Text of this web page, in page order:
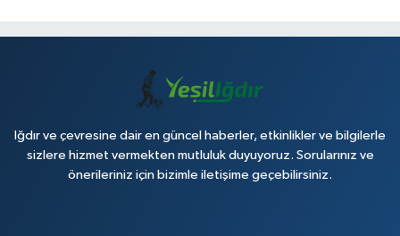
Iğdır ve çevresine dair en güncel haberler, etkinlikler ve bilgilerle
sizlere hizmet vermekten mutluluk duyuyoruz. Sorularınız ve
önerileriniz için bizimle iletişime geçebilirsiniz.